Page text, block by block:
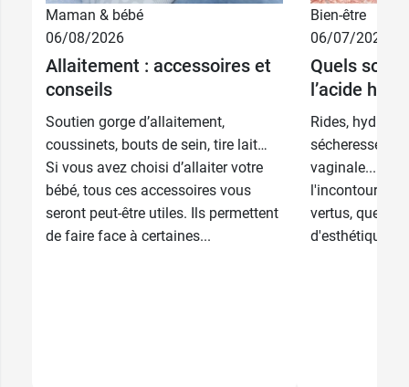
Maman & bébé
06/08/2026
Allaitement : accessoires et
conseils
Soutien gorge d’allaitement,
coussinets, bouts de sein, tire lait…
Si vous avez choisi d’allaiter votre
bébé, tous ces accessoires vous
seront peut-être utiles. Ils permettent
de faire face à certaines...
Bien-être
06/07/2026
Quels sont
l’acide
Rides,
sécheresse
vaginale...
vertus, que
d'esthétique